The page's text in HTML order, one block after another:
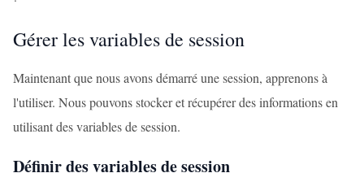
Gérer les variables de session
Maintenant que nous avons démarré une session, apprenons à
l'utiliser. Nous pouvons stocker et récupérer des informations en
utilisant des variables de session.
Définir des variables de session